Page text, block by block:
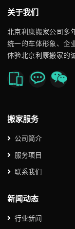
关于我们
北京利康搬家公司多
统一的车体形象、企
体验北京利康搬家的
搬家服务
公司简介
服务项目
联系我们
新闻动态
行业新闻